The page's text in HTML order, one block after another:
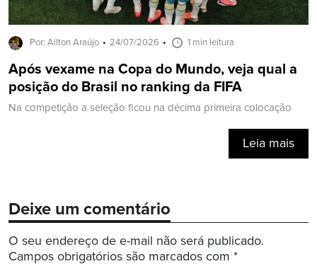
Por: Ailton Araújo 24/07/2026 1 min leitura
Após vexame na Copa do Mundo, veja qual a
posição do Brasil no ranking da FIFA
Na competição a seleção ficou na décima primeira colocação
Leia mais
Deixe um comentário
O seu endereço de e-mail não será publicado.
Campos obrigatórios são marcados com *